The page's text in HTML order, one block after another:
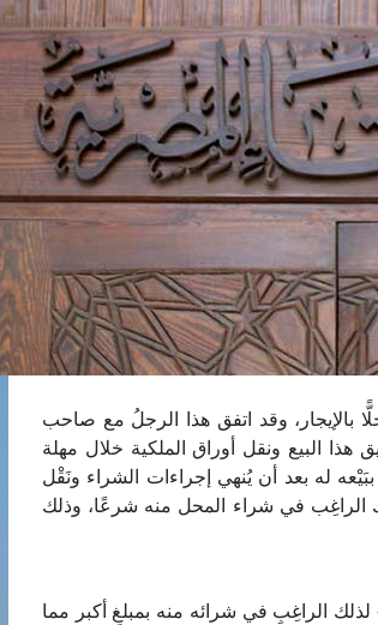
بالإيجار، وقد اتفق هذا الرجلُ مع صاحب
البيع ونقل أوراق الملكية خلال مهلة
له بعد أن يُنهي إجراءات الشراء ونَقْل
الراغِب في شراء المحل منه شرعًا، وذلك
لذلك الراغِبِ في شرائه منه بمبلغٍ أكبر مما